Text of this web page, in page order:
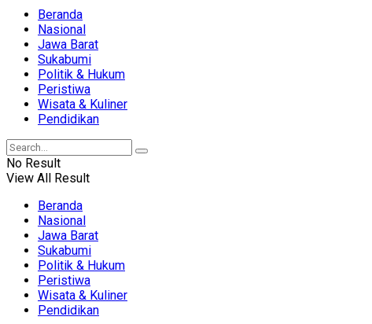
Beranda
Nasional
Jawa Barat
Sukabumi
Politik & Hukum
Peristiwa
Wisata & Kuliner
Pendidikan
No Result
View All Result
Beranda
Nasional
Jawa Barat
Sukabumi
Politik & Hukum
Peristiwa
Wisata & Kuliner
Pendidikan